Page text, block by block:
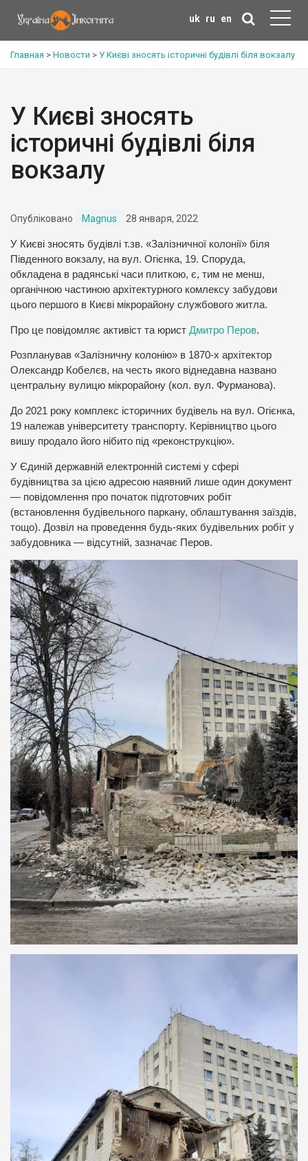
uk ru en
Главная > Новости > У Києві зносять історичні будівлі біля вокзалу
У Києві зносять
історичні будівлі біля
вокзалу
Опубліковано Magnus 28 января, 2022
У Києві зносять будівлі т.зв. «Залізничної колонії» біля
Південного вокзалу, на вул. Огієнка, 19. Споруда,
обкладена в радянські часи плиткою, є, тим не менш,
органічною частиною архітектурного комлексу забудови
цього першого в Києві мікрорайону службового житла.
Про це повідомляє активіст та юрист Дмитро Перов.
Розпланував «Залізничну колонію» в 1870-х архітектор
Олександр Кобелєв, на честь якого віднедавна названо
центральну вулицю мікрорайону (кол. вул. Фурманова).
До 2021 року комплекс історичних будівель на вул. Огієнка,
19 належав університету транспорту. Керівництво цього
вишу продало його нібито під «реконструкцію».
У Єдиній державній електронній системі у сфері
будівництва за цією адресою наявний лише один документ
— повідомлення про початок підготовчих робіт
(встановлення будівельного паркану, облаштування заїздів,
тощо). Дозвіл на проведення будь-яких будівельних робіт у
забудовника — відсутній, зазначає Перов.